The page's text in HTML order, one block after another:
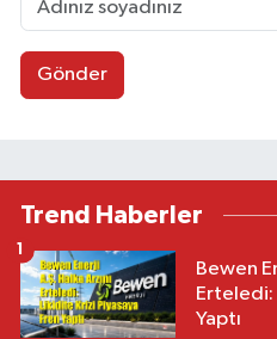
Gönder
Trend Haberler
Bewen
Erteledi:
Yaptı
1